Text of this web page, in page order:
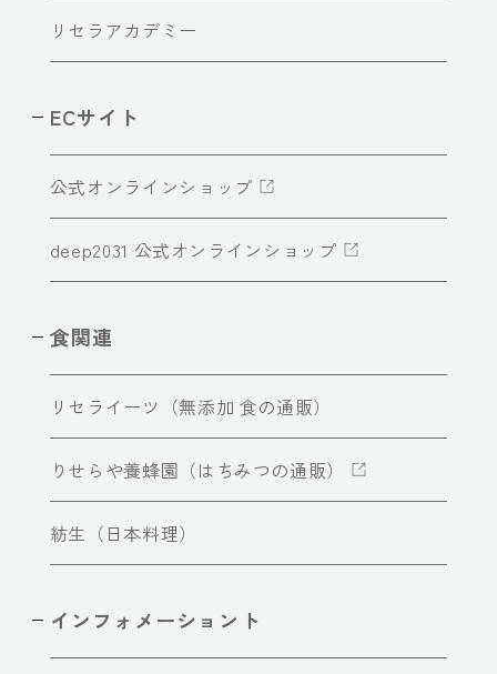
リセラアカデミー
ECサイト
公式オンラインショップ
deep2031 公式オンラインショップ
食関連
リセライーツ（無添加 食の通販）
りせらや養蜂園（はちみつの通販）
紡生（日本料理）
インフォメーショント